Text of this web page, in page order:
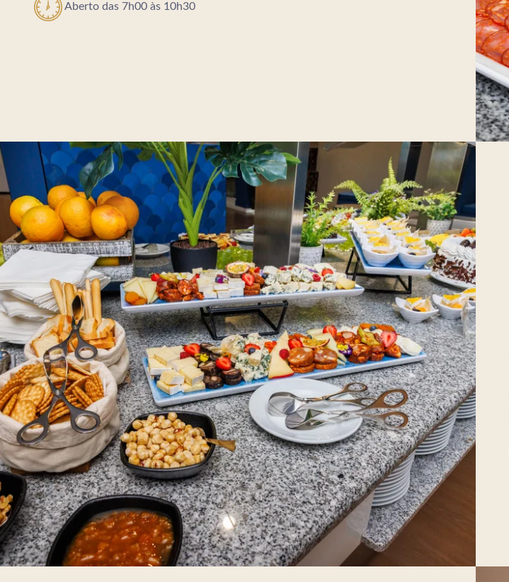
Aberto das 7h00 às 10h30
HOTEL
PROMOÇÕES
QUARTOS & SUITES
GASTRONOMIA
SERVIÇOS
SPA
REUNIÕES & EVENTOS
FOTOS
LOCALIZAÇÃO
CONTACTOS
Avenida Tomás Cabreira 92, 8500-802 Portimão - Portugal
Tel.:+351 282 470 470- E.:info.algarve@jupiterhotelgroup.com